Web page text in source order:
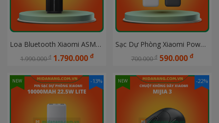
Loa Bluetooth Xiaomi ASM02A 40W
1.990.000đ 1.790.000 đ
Sạc Dự Phòng Xiaomi Power Bank 20000mAh (Integrated Cable) TH BHR9739TH/ BHR9764TH
700.000đ 590.000 đ
-13%
NEW -22%
NEW